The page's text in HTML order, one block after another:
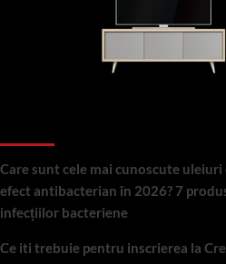
Care sunt cele mai cunoscute uleiuri
efect antibacterian în 2026? 7
infecțiilor bacteriene
Ce iti trebuie pentru inscrierea la